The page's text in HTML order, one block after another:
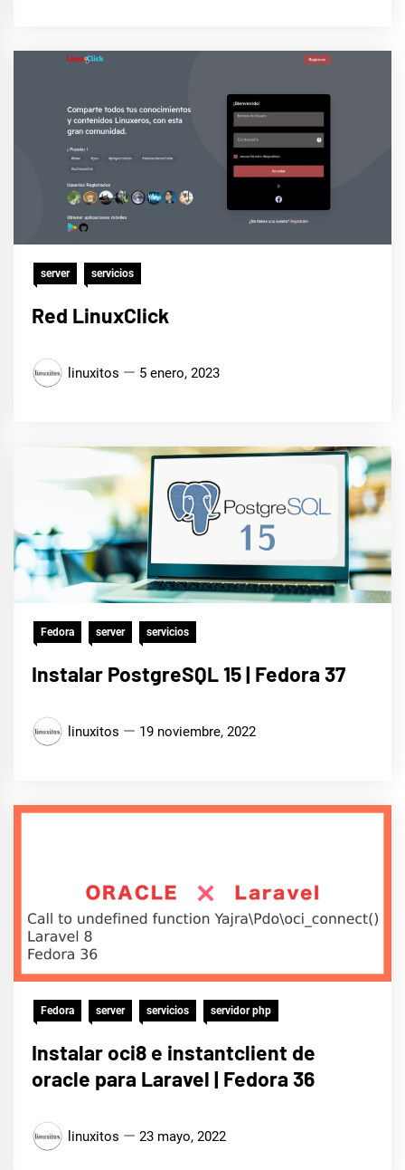
server servicios
Red LinuxClick
linuxitos 5 enero, 2023
Fedora server servicios
Instalar PostgreSQL 15 | Fedora 37
linuxitos 19 noviembre, 2022
Fedora server servicios servidor php
Instalar oci8 e instantclient de
oracle para Laravel | Fedora 36
linuxitos 23 mayo, 2022